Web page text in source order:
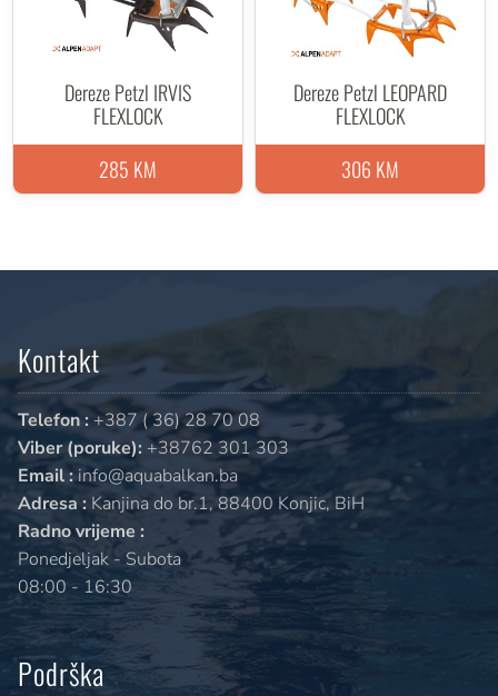
Dereze Petzl IRVIS
FLEXLOCK
285 KM
Dereze Petzl LEOPARD
FLEXLOCK
306 KM
Kontakt
Telefon : +387 ( 36) 28 70 08
Viber (poruke): +38762 301 303
Email :info@aquabalkan.ba
Adresa : Kanjina do br.1, 88400 Konjic, BiH
Radno vrijeme :
Ponedjeljak - Subota
08:00 - 16:30
Podrška